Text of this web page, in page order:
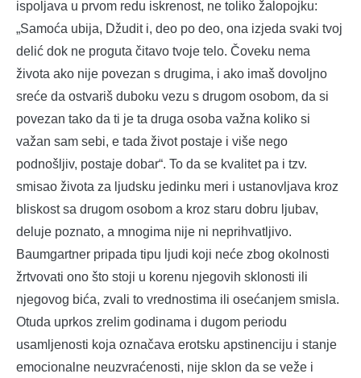
ispoljava u prvom redu iskrenost, ne toliko žalopojku:
„Samoća ubija, Džudit i, deo po deo, ona izjeda svaki tvoj
delić dok ne proguta čitavo tvoje telo. Čoveku nema
života ako nije povezan s drugima, i ako imaš dovoljno
sreće da ostvariš duboku vezu s drugom osobom, da si
povezan tako da ti je ta druga osoba važna koliko si
važan sam sebi, e tada život postaje i više nego
podnošljiv, postaje dobar“. To da se kvalitet pa i tzv.
smisao života za ljudsku jedinku meri i ustanovljava kroz
bliskost sa drugom osobom a kroz staru dobru ljubav,
deluje poznato, a mnogima nije ni neprihvatljivo.
Baumgartner pripada tipu ljudi koji neće zbog okolnosti
žrtvovati ono što stoji u korenu njegovih sklonosti ili
njegovog bića, zvali to vrednostima ili osećanjem smisla.
Otuda uprkos zrelim godinama i dugom periodu
usamljenosti koja označava erotsku apstinenciju i stanje
emocionalne neuzvraćenosti, nije sklon da se veže i